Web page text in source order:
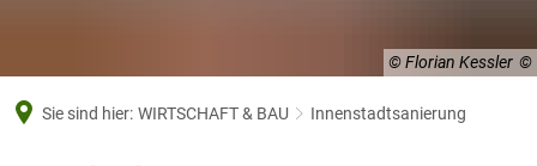
© Florian Kessler
Sie sind hier: WIRTSCHAFT & BAU Innenstadtsanierung